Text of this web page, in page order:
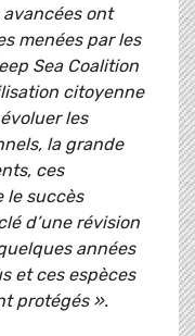
avancées ont
menées par les
Sea Coalition
citoyenne
les
la grande
ces
le succès
d’une révision
années
et ces espèces
protégés ».